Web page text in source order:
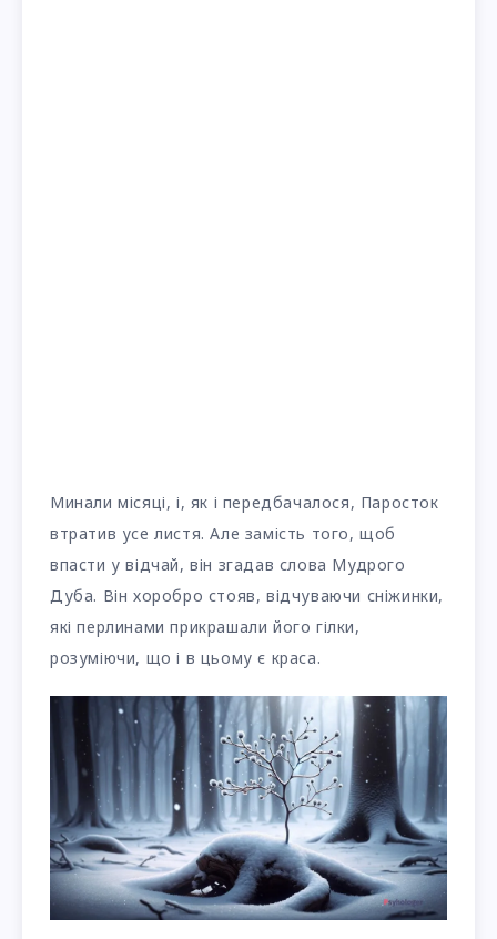
Минали місяці, і, як і передбачалося, Паросток
втратив усе листя. Але замість того, щоб
впасти у відчай, він згадав слова Мудрого
Дуба. Він хоробро стояв, відчуваючи сніжинки,
які перлинами прикрашали його гілки,
розуміючи, що і в цьому є краса.